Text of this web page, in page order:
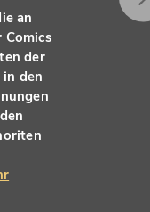
an
Comics
der
den